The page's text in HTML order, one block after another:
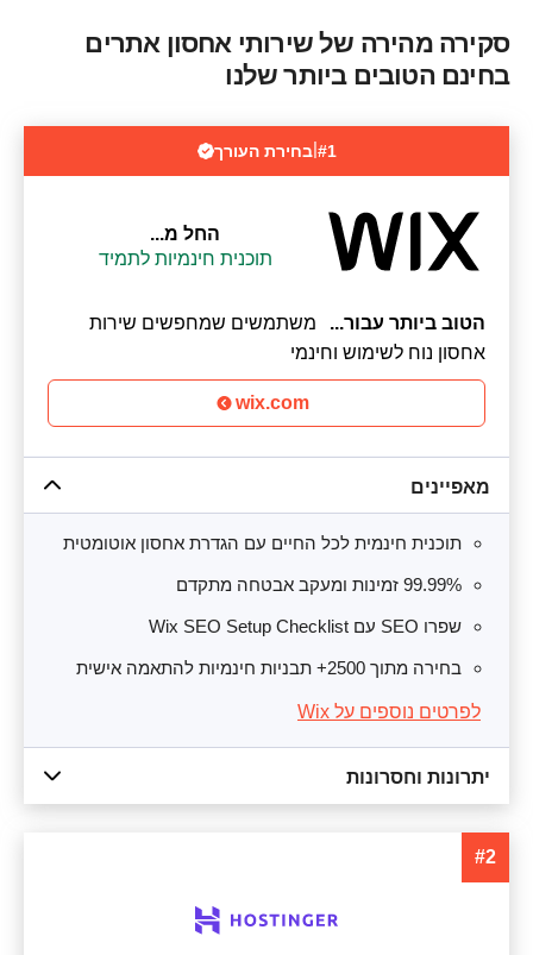
סקירה מהירה של שירותי אחסון אתרים
בחינם הטובים ביותר שלנו
#1
|בחירת העורך
החל מ...
תוכנית חינמיות לתמיד
הטוב ביותר עבור...
משתמשים שמחפשים שירות
אחסון נוח לשימוש וחינמי
wix.com
מאפיינים
תוכנית חינמית לכל החיים עם הגדרת אחסון אוטומטית
99.99% זמינות ומעקב אבטחה מתקדם
שפרו SEO עם Wix SEO Setup Checklist
בחירה מתוך 2500+ תבניות חינמיות להתאמה אישית
לפרטים נוספים על Wix
יתרונות וחסרונות
#2